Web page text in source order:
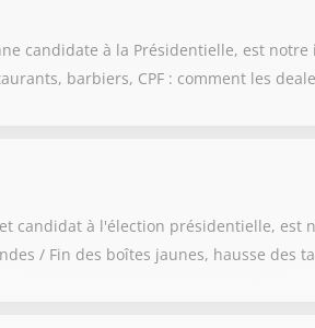
candidate à la Présidentielle, est
barbiers, CPF : comment les
candidat à l'élection présidentielle,
/ Fin des boîtes jaunes, hausse des